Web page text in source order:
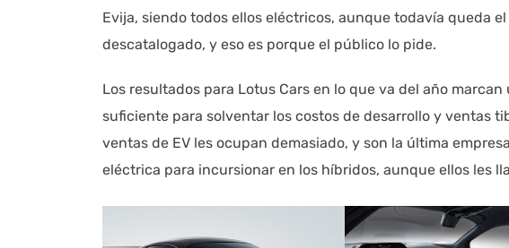
Evija, siendo todos ellos eléctricos, aunque todavía queda
descatalogado, y eso es porque el público lo pide.
Los resultados para Lotus Cars en lo que va del año
suficiente para solventar los costos de desarrollo y ventas
ventas de EV les ocupan demasiado, y son la última
eléctrica para incursionar en los híbridos, aunque ellos les